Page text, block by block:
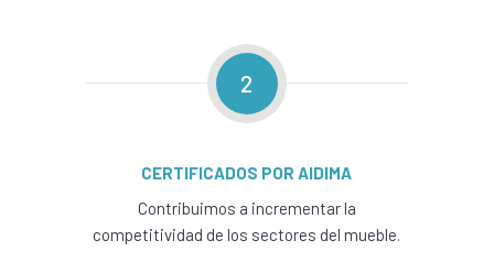
2
CERTIFICADOS POR AIDIMA
Contribuimos a incrementar la
competitividad de los sectores del mueble.